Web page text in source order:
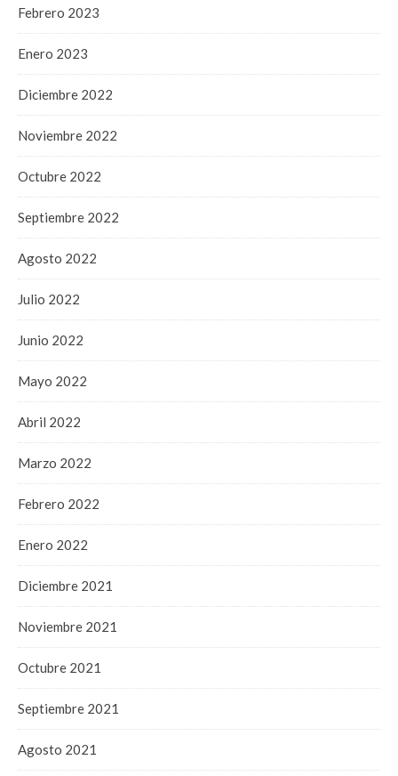
Febrero 2023
Enero 2023
Diciembre 2022
Noviembre 2022
Octubre 2022
Septiembre 2022
Agosto 2022
Julio 2022
Junio 2022
Mayo 2022
Abril 2022
Marzo 2022
Febrero 2022
Enero 2022
Diciembre 2021
Noviembre 2021
Octubre 2021
Septiembre 2021
Agosto 2021